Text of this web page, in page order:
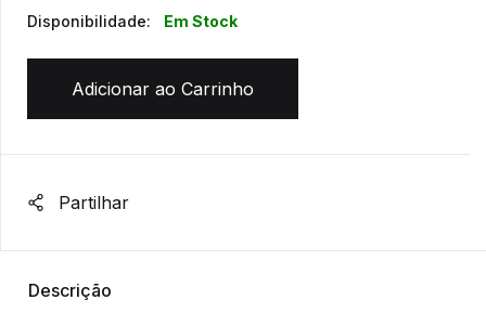
Disponibilidade:
Em Stock
Adicionar ao Carrinho
Partilhar
Descrição